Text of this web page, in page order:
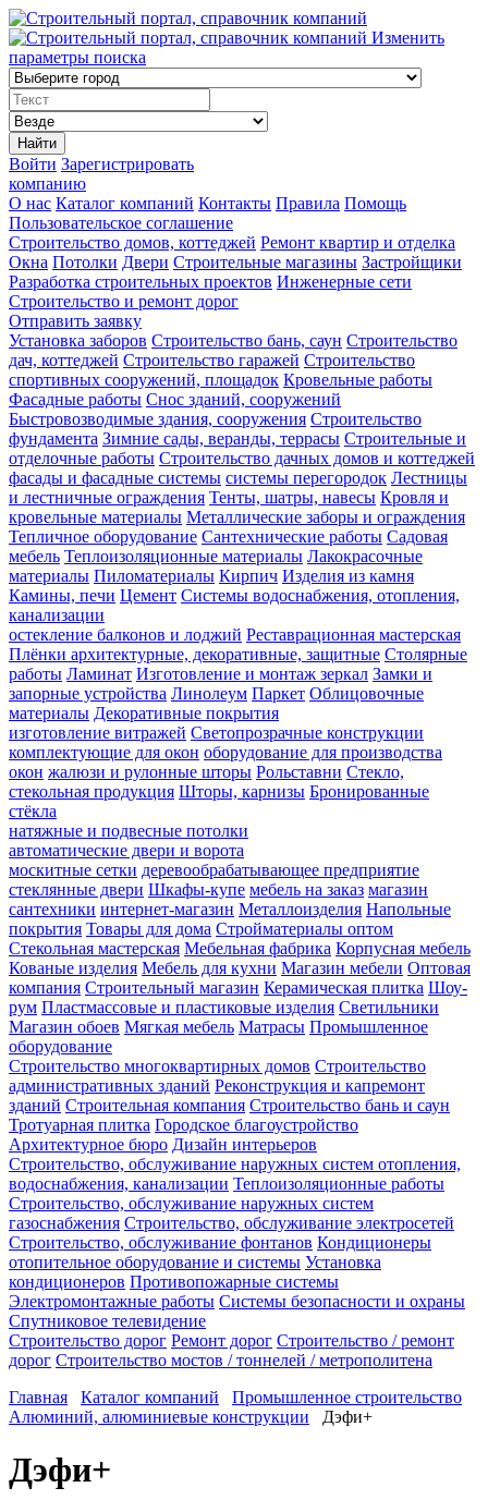
Изменить
параметры поиска
Найти
Войти Зарегистрировать
компанию
О нас Каталог компаний Контакты Правила Помощь
Пользовательское соглашение
Строительство домов, коттеджей Ремонт квартир и отделка
Окна Потолки Двери Строительные магазины Застройщики
Разработка строительных проектов Инженерные сети
Строительство и ремонт дорог
Отправить заявку
Установка заборов Строительство бань, саун Строительство
дач, коттеджей Строительство гаражей Строительство
спортивных сооружений, площадок Кровельные работы
Фасадные работы Снос зданий, сооружений
Быстровозводимые здания, сооружения Строительство
фундамента Зимние сады, веранды, террасы Строительные и
отделочные работы Строительство дачных домов и коттеджей
фасады и фасадные системы системы перегородок Лестницы
и лестничные ограждения Тенты, шатры, навесы Кровля и
кровельные материалы Металлические заборы и ограждения
Тепличное оборудование Сантехнические работы Садовая
мебель Теплоизоляционные материалы Лакокрасочные
материалы Пиломатериалы Кирпич Изделия из камня
Камины, печи Цемент Системы водоснабжения, отопления,
канализации
остекление балконов и лоджий Реставрационная мастерская
Плёнки архитектурные, декоративные, защитные Столярные
работы Ламинат Изготовление и монтаж зеркал Замки и
запорные устройства Линолеум Паркет Облицовочные
материалы Декоративные покрытия
изготовление витражей Светопрозрачные конструкции
комплектующие для окон оборудование для производства
окон жалюзи и рулонные шторы Рольставни Стекло,
стекольная продукция Шторы, карнизы Бронированные
стёкла
натяжные и подвесные потолки
автоматические двери и ворота
москитные сетки деревообрабатывающее предприятие
стеклянные двери Шкафы-купе мебель на заказ магазин
сантехники интернет-магазин Металлоизделия Напольные
покрытия Товары для дома Стройматериалы оптом
Стекольная мастерская Мебельная фабрика Корпусная мебель
Кованые изделия Мебель для кухни Магазин мебели Оптовая
компания Строительный магазин Керамическая плитка Шоу-
рум Пластмассовые и пластиковые изделия Светильники
Магазин обоев Мягкая мебель Матрасы Промышленное
оборудование
Строительство многоквартирных домов Строительство
административных зданий Реконструкция и капремонт
зданий Строительная компания Строительство бань и саун
Тротуарная плитка Городское благоустройство
Архитектурное бюро Дизайн интерьеров
Строительство, обслуживание наружных систем отопления,
водоснабжения, канализации Теплоизоляционные работы
Строительство, обслуживание наружных систем
газоснабжения Строительство, обслуживание электросетей
Строительство, обслуживание фонтанов Кондиционеры
отопительное оборудование и системы Установка
кондиционеров Противопожарные системы
Электромонтажные работы Системы безопасности и охраны
Спутниковое телевидение
Строительство дорог Ремонт дорог Строительство / ремонт
дорог Строительство мостов / тоннелей / метрополитена
Главная
Каталог компаний
Промышленное строительство
Алюминий, алюминиевые конструкции Дэфи+
Дэфи+